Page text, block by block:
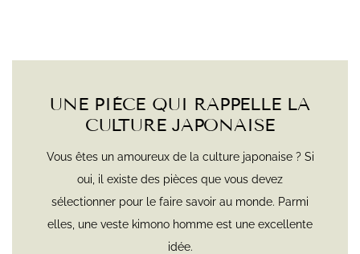
UNE PIÈCE QUI RAPPELLE LA
CULTURE JAPONAISE
Vous êtes un amoureux de la culture japonaise ? Si
oui, il existe des pièces que vous devez
sélectionner pour le faire savoir au monde. Parmi
elles, une veste kimono homme est une excellente
idée.